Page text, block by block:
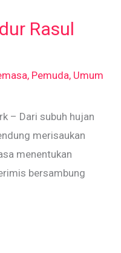
Rasul
, Pemuda, Umum
– Dari subuh hujan
merisaukan
menentukan
bersambung